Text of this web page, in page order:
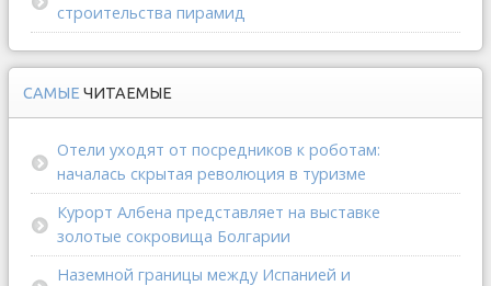
строительства пирамид
САМЫЕ ЧИТАЕМЫЕ
Отели уходят от посредников к роботам:
началась скрытая революция в туризме
Курорт Албена представляет на выставке
золотые сокровища Болгарии
Наземной границы между Испанией и